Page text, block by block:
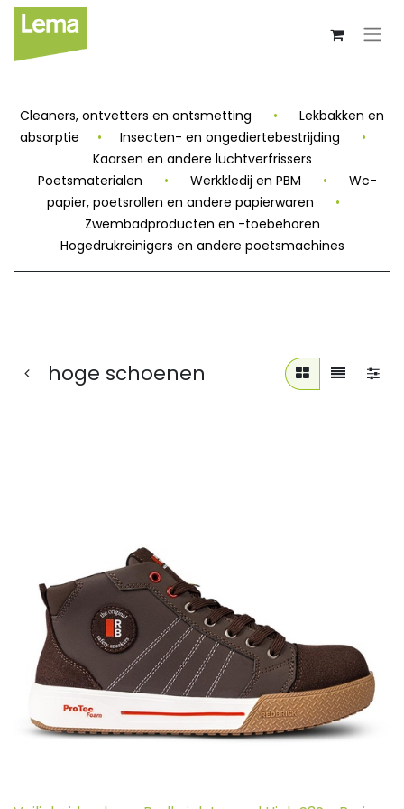
Cleaners, ontvetters en ontsmetting •
Lekbakken en
absorptie
• Insecten- en ongediertebestrijding
•
Kaarsen en andere luchtverfrissers
Poetsmaterialen
• Werkkledij en PBM •
Wc-
papier, poetsrollen en andere papierwaren
•
Zwembadproducten en -toebehoren
Hogedrukreinigers en andere poetsmachines
hoge schoenen